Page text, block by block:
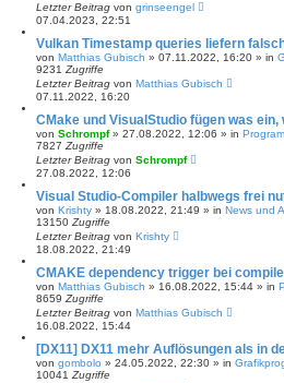
Letzter Beitrag von grinseengel
07.04.2023, 22:51
Vulkan Timestamp queries liefern
von Matthias Gubisch » 07.11.2022, 16:20 » in
9231 Zugriffe
Letzter Beitrag von Matthias Gubisch
07.11.2022, 16:20
CMake und VisualStudio fügen was ein,
von Schrompf» 27.08.2022, 12:06 » in
7827 Zugriffe
Letzter Beitrag von Schrompf
27.08.2022, 12:06
Visual Studio-Compiler halbwegs frei
von Krishty » 18.08.2022, 21:49 » in News und
13150 Zugriffe
Letzter Beitrag von Krishty
18.08.2022, 21:49
CMAKE dependency trigger bei
von Matthias Gubisch » 16.08.2022, 15:44 » in
8659 Zugriffe
Letzter Beitrag von Matthias Gubisch
16.08.2022, 15:44
[DX11] DX11 mehr Auflösungen als in
von gombolo » 24.05.2022, 22:30 » in
10041 Zugriffe